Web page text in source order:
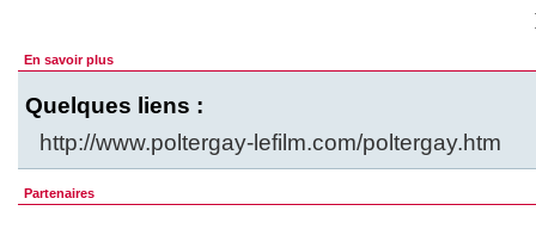
En savoir plus
Quelques liens :
http://www.poltergay-lefilm.com/poltergay.htm
Partenaires